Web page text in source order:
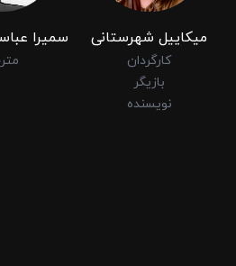
میکاییل شهرستانی
کارگردان
بازیگر
نویسنده
سمیرا